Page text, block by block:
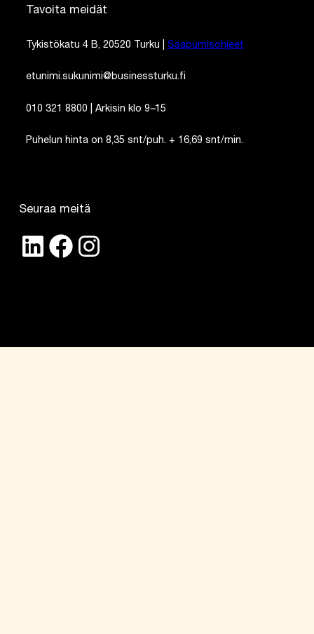
Tavoita meidät
Tykistökatu 4 B, 20520 Turku | Saapumisohjeet
etunimi.sukunimi@businessturku.fi
010 321 8800 | Arkisin klo 9–15
Puhelun hinta on 8,35 snt/puh. + 16,69 snt/min.
Seuraa meitä
LinkedIn Facebook Instagram